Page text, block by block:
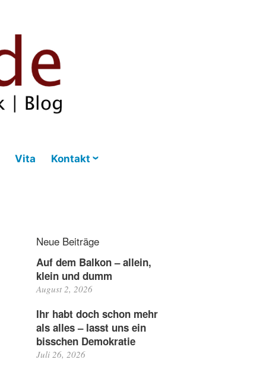
Vita Kontakt
Neue Beiträge
Auf dem Balkon – allein,
klein und dumm
August 2, 2026
Ihr habt doch schon mehr
als alles – lasst uns ein
bisschen Demokratie
Juli 26, 2026